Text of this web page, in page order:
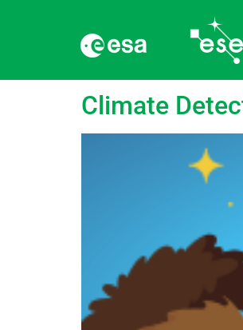
language:
Climate